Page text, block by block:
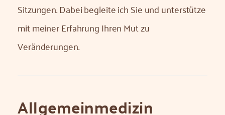
Sitzungen. Dabei begleite ich Sie und unterstütze
mit meiner Erfahrung Ihren Mut zu
Veränderungen.
Allgemein­medizin